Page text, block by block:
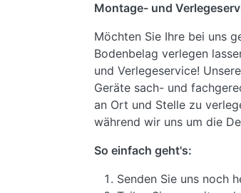
Montage- und
Möchten Sie Ihre bei uns
Bodenbelag verlegen
und Verlegeservice!
Geräte sach- und
an Ort und Stelle zu
während wir uns um die
So einfach geht's:
Senden Sie uns noch